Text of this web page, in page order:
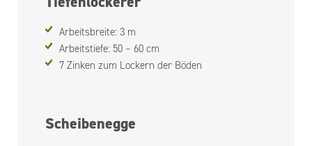
Arbeitsbreite: 3 m
Arbeitstiefe: 50 – 60 cm
7 Zinken zum Lockern der Böden
Scheibenegge